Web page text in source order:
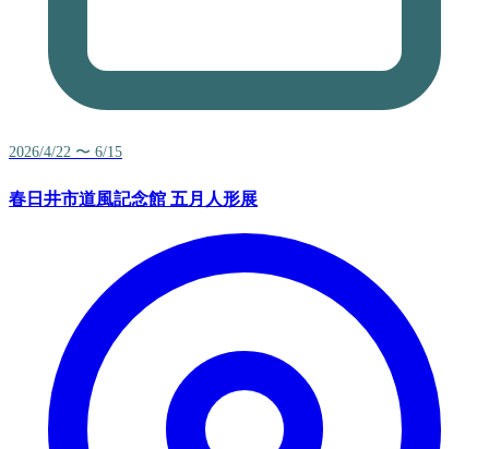
2026/4/22 〜 6/15
春日井市道風記念館 五月人形展